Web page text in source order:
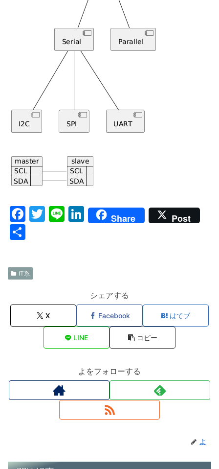
F
b
o
k
T
Li Li
n
n
Share Post
IT系
シェアする
X Facebook はてブ
LINE コピー
よをフォローする
よ